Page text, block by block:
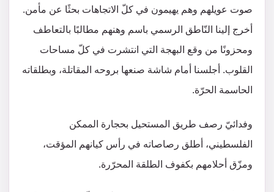
صوت عويلهم وهم يهيمون في كلّ الاتجاهات بحثًا عن مأمن.
أخرج إلينا النّاطق الرسمي باسم وهنهم مطالبًا بالتعاطف
ومحزونًا من وقع البهجة التي انتشرت في كلّ مساحات
القلوب. أجلسنا أمام شاشة صنعها بروحه المقاتلة، وبطلقاته
الحاسمة الحرّة.
وفدائيّ رصف طريق المستحيل بحجارة الممكن
الفلسطيني، أطلق رصاصاته في رأس كيانهم المؤقت،
ومزّق أحلامهم بكفوف الطلقة المحرّرة.